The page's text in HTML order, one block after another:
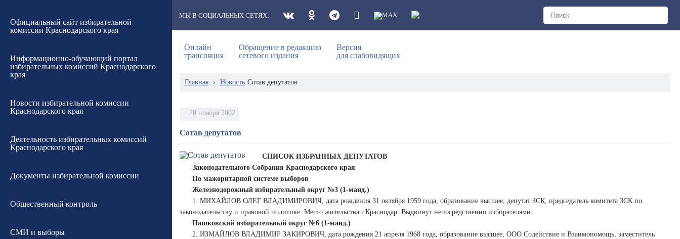
Официальный сайт избирательной
комиссии Краснодарского края
Информационно-обучающий портал
избирательных комиссий Краснодарского
края
Новости избирательной комиссии
Краснодарского края
Деятельность избирательных комиссий
Краснодарского края
Документы избирательной комиссии
Общественный контроль
СМИ и выборы
МЫ В СОЦИАЛЬНЫХ СЕТЯХ:
Онлайн
трансляция
Обращение в редакцию
сетевого издания
Версия
для слабовидящих
Главная › Новость Сотав депутатов
28 ноября 2002
Сотав депутатов
СПИСОК ИЗБРАННЫХ ДЕПУТАТОВ
Законодательного Собрания Краснодарского края
По мажоритарной системе выборов
Железнодорожный избирательный округ №3 (1-манд.)
1. МИХАЙЛОВ ОЛЕГ ВЛАДИМИРОВИЧ, дата рождения 31 октября 1959 года, образование высшее, депутат ЗСК, председатель комитета ЗСК по
законодательству и правовой политике. Место жительства г.Краснодар. Выдвинут непосредственно избирателями.
Пашковский избирательный округ №6 (1-манд.)
2. ИЗМАЙЛОВ ВЛАДИМИР ЗАКИРОВИЧ, дата рождения 21 апреля 1968 года, образование высшее, ООО Содействие и Взаимопомощь, заместитель